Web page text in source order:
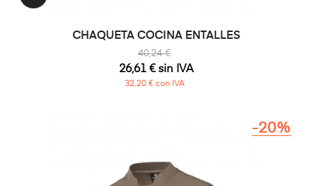
CHAQUETA COCINA ENTALLES
40,24 €
26,61 € sin IVA
32,20 € con IVA
-20%